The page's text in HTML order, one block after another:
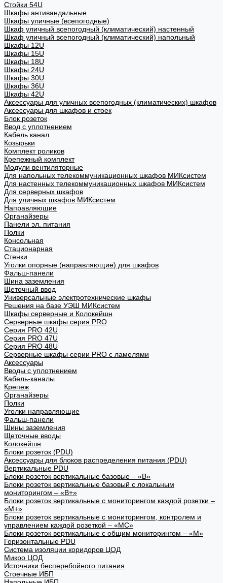
Стойки 54U
Шкафы антивандальные
Шкафы уличные (всепогодные)
Шкаф уличный всепогодный (климатический) настенный
Шкаф уличный всепогодный (климатический) напольный
Шкафы 12U
Шкафы 15U
Шкафы 18U
Шкафы 24U
Шкафы 30U
Шкафы 36U
Шкафы 42U
Аксессуары для уличных всепогодных (климатических) шкафов
Аксессуары для шкафов и стоек
Блок розеток
Ввод с уплотнением
Кабель канал
Козырьки
Комплект роликов
Крепежный комплект
Модули вентиляторные
Для напольных телекоммуникационных шкафов МИКсистем
Для настенных телекоммуникационных шкафов МИКсистем
Для серверных шкафов
Для уличных шкафов МИКсистем
Направляющие
Органайзеры
Панели эл. питания
Полки
Консольная
Стационарная
Стенки
Уголки опорные (направляющие) для шкафов
Фальш-панели
Шина заземления
Щеточный ввод
Универсальные электротехнические шкафы
Решения на базе УЭШ МИКсистем
Шкафы серверные и Колокейшн
Серверные шкафы серия PRO
Серия PRO 42U
Серия PRO 47U
Серия PRO 48U
Серверные шкафы серии PRO с ламелями
Аксессуары
Вводы с уплотнением
Кабель-каналы
Крепеж
Органайзеры
Полки
Уголки направляющие
Фальш-панели
Шины заземления
Щеточные вводы
Колокейшн
Блоки розеток (PDU)
Аксессуары для блоков распределения питания (PDU)
Вертикальные PDU
Блоки розеток вертикальные базовые – «В»
Блоки розеток вертикальные базовый с локальным
мониторингом – «В+»
Блоки розеток вертикальные с мониторингом каждой розетки –
«М+»
Блоки розеток вертикальные с мониторингом, контролем и
управлением каждой розеткой – «МС»
Блоки розеток вертикальные с общим мониторингом – «М»
Горизонтальные PDU
Система изоляции коридоров ЦОД
Микро ЦОД
Источники бесперебойного питания
Стоечные ИБП